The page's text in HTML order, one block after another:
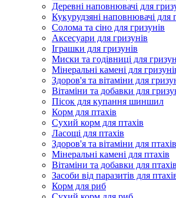
Деревні наповнювачі для
Кукурудзяні наповнювачі для
Солома та сіно для гризунів
Аксесуари для гризунів
Іграшки для гризунів
Миски та годівниці для
Мінеральні камені для
Здоров'я та вітаміни для
Вітаміни та добавки для
Пісок для купання шиншил
Корм для птахів
Сухий корм для птахів
Ласощі для птахів
Здоров'я та вітаміни для птахів
Мінеральні камені для птахів
Вітаміни та добавки для птахів
Засоби від паразитів для
Корм для риб